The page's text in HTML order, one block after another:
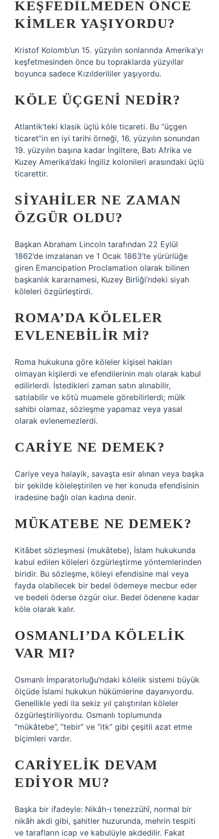
KEŞFEDILMEDEN ÖNCE
KIMLER YAŞIYORDU?
Kristof Kolomb’un 15. yüzyılın sonlarında Amerika’yı
keşfetmesinden önce bu topraklarda yüzyıllar
boyunca sadece Kızılderililer yaşıyordu.
KÖLE ÜÇGENI NEDIR?
Atlantik’teki klasik üçlü köle ticareti. Bu “üçgen
ticaret”in en iyi tarihi örneği, 16. yüzyılın sonundan
19. yüzyılın başına kadar İngiltere, Batı Afrika ve
Kuzey Amerika’daki İngiliz kolonileri arasındaki üçlü
ticarettir.
SIYAHILER NE ZAMAN
ÖZGÜR OLDU?
Başkan Abraham Lincoln tarafından 22 Eylül
1862’de imzalanan ve 1 Ocak 1863’te yürürlüğe
giren Emancipation Proclamation olarak bilinen
başkanlık kararnamesi, Kuzey Birliği’ndeki siyah
köleleri özgürleştirdi.
ROMA’DA KÖLELER
EVLENEBILIR MI?
Roma hukukuna göre köleler kişisel hakları
olmayan kişilerdi ve efendilerinin malı olarak kabul
edilirlerdi. İstedikleri zaman satın alınabilir,
satılabilir ve kötü muamele görebilirlerdi; mülk
sahibi olamaz, sözleşme yapamaz veya yasal
olarak evlenemezlerdi.
CARIYE NE DEMEK?
Cariye veya halayik, savaşta esir alınan veya başka
bir şekilde köleleştirilen ve her konuda efendisinin
iradesine bağlı olan kadına denir.
MÜKATEBE NE DEMEK?
Kitābet sözleşmesi (mukātebe), İslam hukukunda
kabul edilen köleleri özgürleştirme yöntemlerinden
biridir. Bu sözleşme, köleyi efendisine mal veya
fayda olabilecek bir bedel ödemeye mecbur eder
ve bedeli öderse özgür olur. Bedel ödenene kadar
köle olarak kalır.
OSMANLI’DA KÖLELIK
VAR MI?
Osmanlı İmparatorluğu’ndaki kölelik sistemi büyük
ölçüde İslami hukukun hükümlerine dayanıyordu.
Genellikle yedi ila sekiz yıl çalıştırılan köleler
özgürleştiriliyordu. Osmanlı toplumunda
“mükâtebe”, “tebir” ve “itk” gibi çeşitli azat etme
biçimleri vardır.
CARIYELIK DEVAM
EDIYOR MU?
Başka bir ifadeyle: Nikâh-ı tenezzühî, normal bir
nikâh akdi gibi, şahitler huzurunda, mehrin tespiti
ve tarafların icap ve kabulüyle akdedilir. Fakat